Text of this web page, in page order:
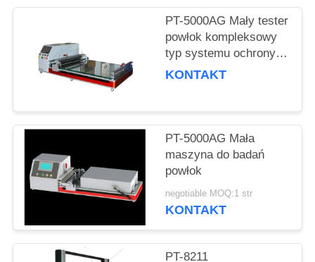
PT-5000AG Mały tester
powłok kompleksowy
typ systemu ochrony
przed przeciążeniem
KONTAKT
PT-5000AG Mała
maszyna do badań
powłok
negotiable MOQ:1 str
KONTAKT
PT-8211